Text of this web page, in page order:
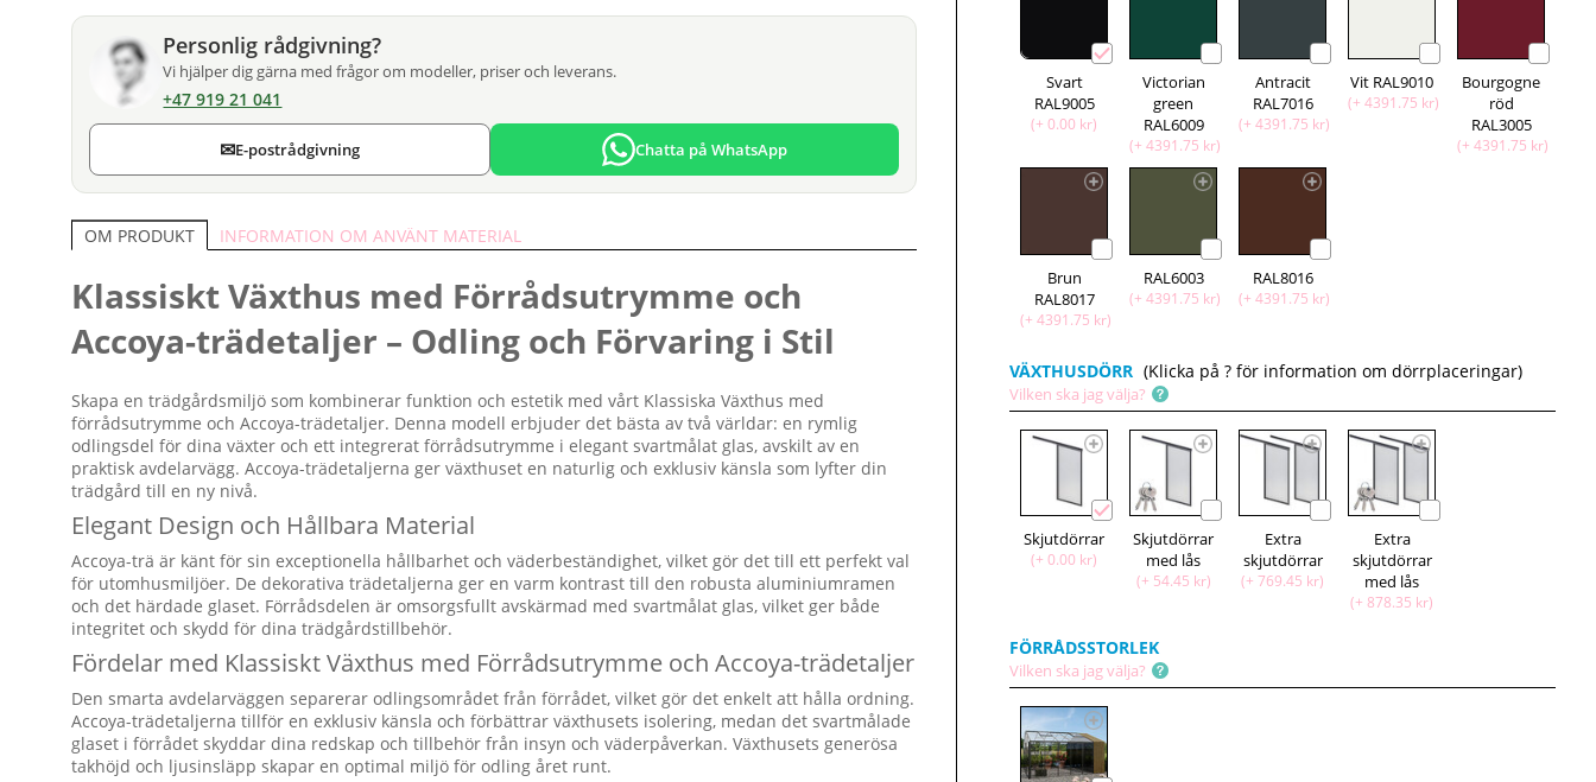
Personlig rådgivning?
Vi hjälper dig gärna med frågor om modeller, priser och leverans.
+47 919 21 041
✉E-postrådgivning Chatta på WhatsApp
OM PRODUKT INFORMATION OM ANVÄNT MATERIAL
Klassiskt Växthus med Förrådsutrymme och
Accoya-trädetaljer – Odling och Förvaring i Stil
Skapa en trädgårdsmiljö som kombinerar funktion och estetik med vårt Klassiska Växthus med
förrådsutrymme och Accoya-trädetaljer. Denna modell erbjuder det bästa av två världar: en rymlig
odlingsdel för dina växter och ett integrerat förrådsutrymme i elegant svartmålat glas, avskilt av en
praktisk avdelarvägg. Accoya-trädetaljerna ger växthuset en naturlig och exklusiv känsla som lyfter din
trädgård till en ny nivå.
Elegant Design och Hållbara Material
Accoya-trä är känt för sin exceptionella hållbarhet och väderbeständighet, vilket gör det till ett perfekt val
för utomhusmiljöer. De dekorativa trädetaljerna ger en varm kontrast till den robusta aluminiumramen
och det härdade glaset. Förrådsdelen är omsorgsfullt avskärmad med svartmålat glas, vilket ger både
integritet och skydd för dina trädgårdstillbehör.
Fördelar med Klassiskt Växthus med Förrådsutrymme och Accoya-trädetaljer
Den smarta avdelarväggen separerar odlingsområdet från förrådet, vilket gör det enkelt att hålla ordning.
Accoya-trädetaljerna tillför en exklusiv känsla och förbättrar växthusets isolering, medan det svartmålade
glaset i förrådet skyddar dina redskap och tillbehör från insyn och väderpåverkan. Växthusets generösa
takhöjd och ljusinsläpp skapar en optimal miljö för odling året runt.
Svart
RAL9005
(+ 0.00 kr)
Victorian
green
RAL6009
(+ 4391.75 kr)
Antracit
RAL7016
(+ 4391.75 kr)
Vit RAL9010
(+ 4391.75 kr)
Bourgogne
röd
RAL3005
(+ 4391.75 kr)
Brun
RAL8017
(+ 4391.75 kr)
RAL6003
(+ 4391.75 kr)
RAL8016
(+ 4391.75 kr)
VÄXTHUSDÖRR (Klicka på ? för information om dörrplaceringar)
Vilken ska jag välja?
Skjutdörrar
(+ 0.00 kr)
Skjutdörrar
med lås
(+ 54.45 kr)
Extra
skjutdörrar
(+ 769.45 kr)
Extra
skjutdörrar
med lås
(+ 878.35 kr)
FÖRRÅDSSTORLEK
Vilken ska jag välja?